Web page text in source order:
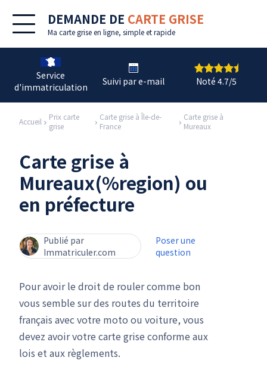
DEMANDE DE CARTE GRISE
Ma carte grise en ligne, simple et rapide
Service
d'immatriculation
Suivi par e-mail Noté 4.7/5
Accueil
Prix carte
grise
Carte grise à Île-de-
France
Carte grise à
Mureaux
Carte grise à
Mureaux(%region) ou
en préfecture
Publié par
Immatriculer.com
Poser une
question
Pour avoir le droit de rouler comme bon
vous semble sur des routes du territoire
français avec votre moto ou voiture, vous
devez avoir votre carte grise conforme aux
lois et aux règlements.